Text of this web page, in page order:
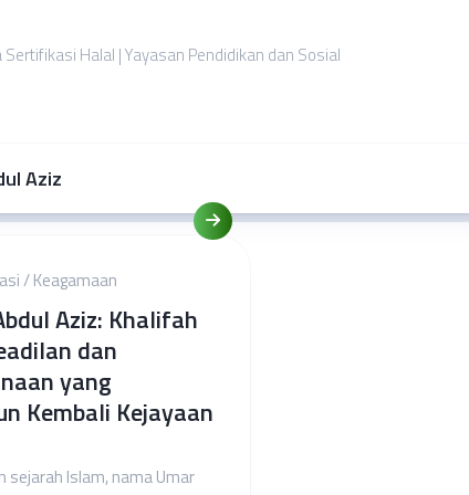
Sertifikasi Halal | Yayasan Pendidikan dan Sosial
Aziz
/Keagamaan
Aziz: Khalifah
dan
yang
Kembali Kejayaan
sejarah Islam, nama Umar